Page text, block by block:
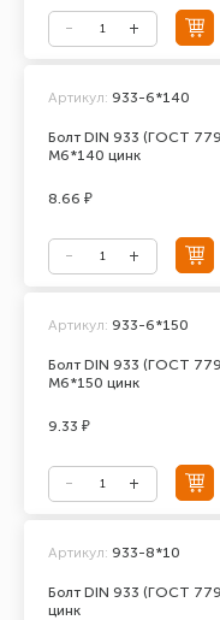
Болт DIN 933 (ГОСТ
М6*140 цинк
Артикул: 933-6*140
8.66 ₽
Болт DIN 933 (ГОСТ
М6*150 цинк
Артикул: 933-6*150
9.33 ₽
Болт DIN 933 (ГОСТ
цинк
Артикул: 933-8*10